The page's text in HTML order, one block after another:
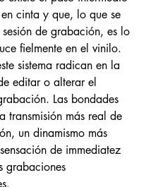
cinta y que, lo que se
de grabación, es lo
fielmente en el vinilo.
sistema radican en la
editar o alterar el
Las bondades
transmisión más real de
un dinamismo más
de immediatez
grabaciones